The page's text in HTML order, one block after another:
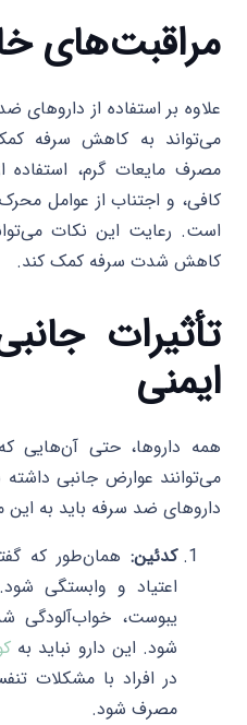
مراقبت‌های
علاوه بر استفاده از
می‌تواند به کاهش سرفه
مصرف مایعات گرم، استفاده
کافی، و اجتناب از عوامل
است. رعایت این نکات
کاهش شدت سرفه کمک کند.
تأثیرات
ایمنی
همه داروها، حتی آن‌هایی
می‌توانند عوارض جانبی داشته
داروهای ضد سرفه باید به
کدئین: همان‌طور که
اعتیاد و وابستگی
یبوست،
شود. این دارو نباید به
در افراد با مشکلات
مصرف شود.